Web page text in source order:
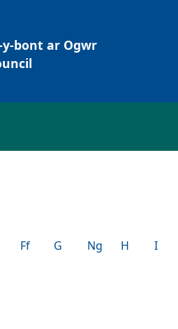
y-bont ar Ogwr
Ff G Ng H I